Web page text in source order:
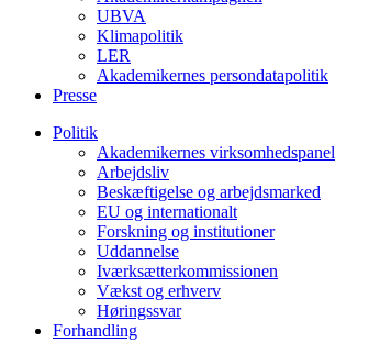
UBVA
Klimapolitik
LER
Akademikernes persondatapolitik
Presse
Politik
Akademikernes virksomhedspanel
Arbejdsliv
Beskæftigelse og arbejdsmarked
EU og internationalt
Forskning og institutioner
Uddannelse
Iværksætterkommissionen
Vækst og erhverv
Høringssvar
Forhandling